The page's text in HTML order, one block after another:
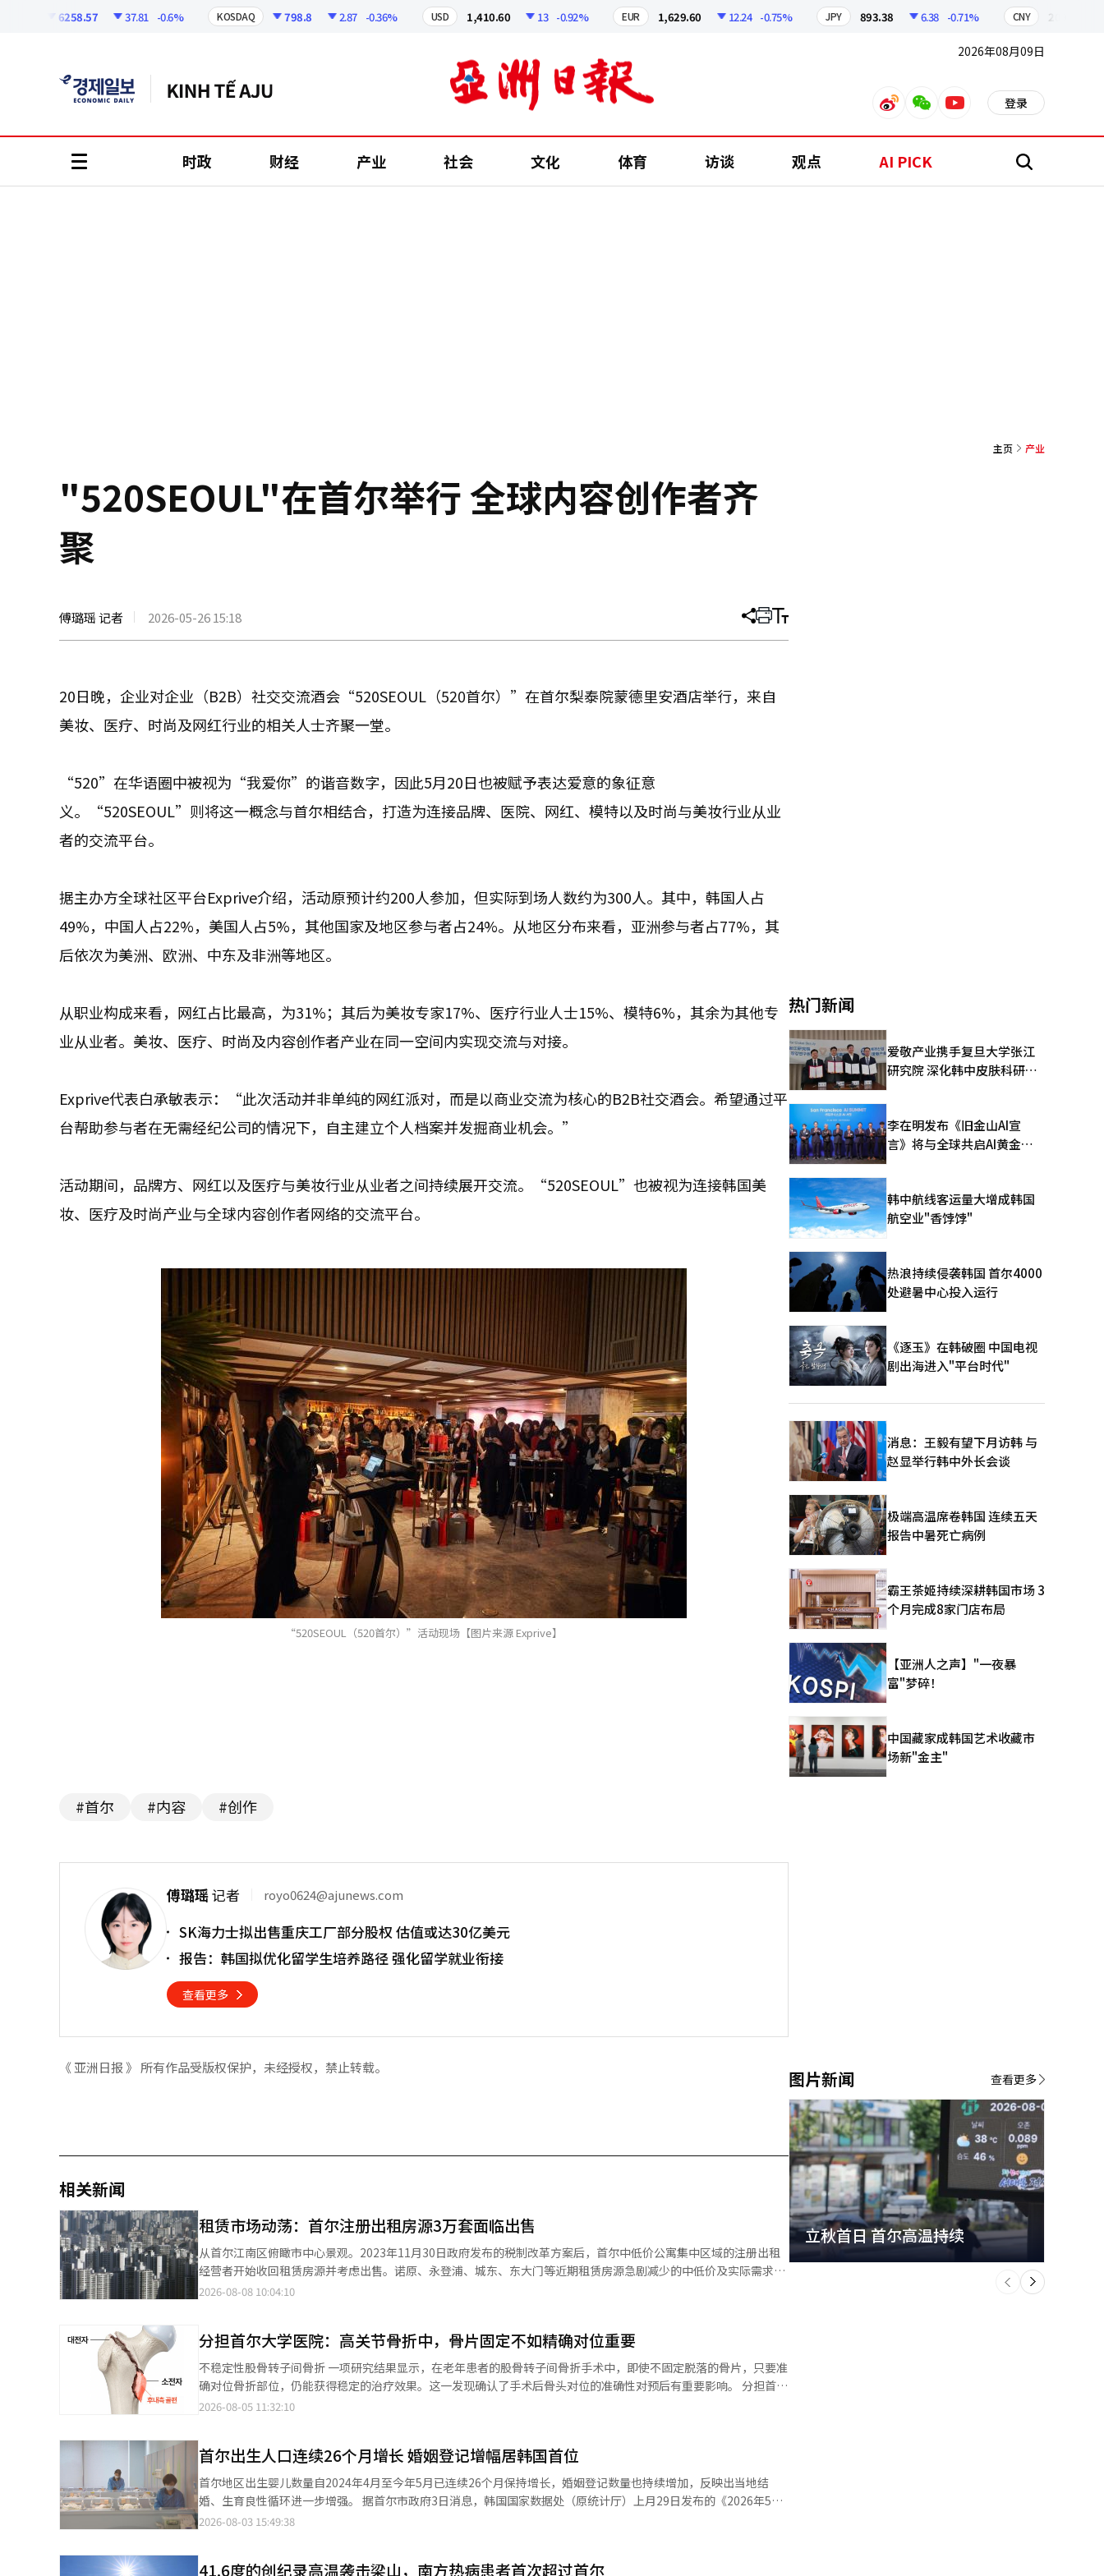
6258.57 37.81 -0.6% KOSDAQ 798.8 2.87 -0.36% USD 1,410.60 13 -0.92% EUR 1,629.60 12.24 -0.75% JPY 893.38 6.38 -0.71% CNY 209.17
2026年08月09日
weiboweixinyoutube 登录
时政 财经 产业 社会 文化 体育 访谈 观点 AI PICK 搜
主页 产业
"520SEOUL"在首尔举行 全球内容创作者齐
聚
傅璐瑶 记者 2026-05-26 15:18 分
文
打 调
大
20日晚，企业对企业（B2B）社交交流酒会“520SEOUL（520首尔）”在首尔梨泰院蒙德里安酒店举行，来自
美妆、医疗、时尚及网红行业的相关人士齐聚一堂。
“520”在华语圈中被视为“我爱你”的谐音数字，因此5月20日也被赋予表达爱意的象征意
义。“520SEOUL”则将这一概念与首尔相结合，打造为连接品牌、医院、网红、模特以及时尚与美妆行业从业
者的交流平台。
据主办方全球社区平台Exprive介绍，活动原预计约200人参加，但实际到场人数约为300人。其中，韩国人占
49%，中国人占22%，美国人占5%，其他国家及地区参与者占24%。从地区分布来看，亚洲参与者占77%，其
后依次为美洲、欧洲、中东及非洲等地区。
从职业构成来看，网红占比最高，为31%；其后为美妆专家17%、医疗行业人士15%、模特6%，其余为其他专
业从业者。美妆、医疗、时尚及内容创作者产业在同一空间内实现交流与对接。
Exprive代表白承敏表示：“此次活动并非单纯的网红派对，而是以商业交流为核心的B2B社交酒会。希望通过平
台帮助参与者在无需经纪公司的情况下，自主建立个人档案并发掘商业机会。”
活动期间，品牌方、网红以及医疗与美妆行业从业者之间持续展开交流。“520SEOUL”也被视为连接韩国美
妆、医疗及时尚产业与全球内容创作者网络的交流平台。
“520SEOUL（520首尔）”活动现场【图片来源 Exprive】
#首尔 #内容 #创作
傅璐瑶记者 royo0624@ajunews.com
SK海力士拟出售重庆工厂部分股权 估值或达30亿美元
报告：韩国拟优化留学生培养路径 强化留学就业衔接
查看更多
《 亚洲日报 》 所有作品受版权保护，未经授权，禁止转载。
相关新闻
租赁市场动荡：首尔注册出租房源3万套面临出售
从首尔江南区俯瞰市中心景观。2023年11月30日政府发布的税制改革方案后，首尔中低价公寓集中区域的注册出租
经营者开始收回租赁房源并考虑出售。诺原、永登浦、城东、东大门等近期租赁房源急剧减少的中低价及实际需求区
域，面临租赁市场不安加剧的风险。 根据《亚洲经济》6日对国土交通部截至6月底的注册民间出租住房原始数据的
期结束。 此次税制改革方案的核心是对注册出租公寓的转让税优惠设定出售期限并逐步取消。已结束义务期的住房需
在2027年底前出售，才能享受转让税减免和长期持有特别扣除50%的现有优惠。2028年将适用转让税率的一半，扣
除率也降至30%，而从2029年起，这两项优惠将全部取消。 截至2027年1月1日，正在义务出租的住房在期满后1年
内出售，才能维持现有优惠。现行制度下，注册自动注销后仍可在没有出售期限的情况下享受转让税优惠，因此可以
继续出租。未来，出售延迟将增加税负，因此新签的2年租赁合同可能会减少，更多房源将被腾空出售。 按地区划
套、九老区990套、城北区938套、冠岳区893套、道峰区872套、中浪区785套。 问题在于这些地区的租赁供应已经
迅速减少。根据房地产大数据平台《阿实》的数据，截至当天，过去一年中，中浪区公寓的租赁房源从386套减少到
76套，减少了80.4%。东大门区也从1039套减少到359套，减少了65.5%。道峰区和诺原区分别减少了64.5%和
62.1%，而九老区（-59.9%）、冠岳区（-58.5%）、城东区（-48.9%）、城北区（-47.3%）、永登浦区
（-41.1%）的减少趋势也十分明显。 现场也有出租经营者进行出售咨询。首尔东大门区答十里洞的莱美安威夫公
年将有8套结束义务期。 附近某房地产中介的相关人士表示：“享受税收优惠的出租经营者在义务期结束后开始考虑
2026-08-08 10:04:10
分担首尔大学医院：高关节骨折中，骨片固定不如精确对位重要
不稳定性股骨转子间骨折 一项研究结果显示，在老年患者的股骨转子间骨折手术中，即使不固定脱落的骨片，只要准
确对位骨折部位，仍能获得稳定的治疗效果。这一发现确认了手术后骨头对位的准确性对预后有重要影响。 分担首尔
大学医院的整形外科教授李永均和朴正伟团队分析了157名接受了不稳定性股骨转子间骨折手术的患者，结果于5日公
定，预后也较差。 研究团队对157名未固定后内侧骨片而植入金属钉的患者进行了超过六个月的随访观察。根据手术
后X光检查中骨折部位的对位情况，将患者分为“获得皮质骨支持组（79名）”和“未获得支持组（78名）”进行结
果比较。 分析结果显示，尽管未单独固定后内侧骨片，但需要再手术的患者仅有5名（3.2%），其余患者（96.8%）
均实现了骨愈合。虽然有64名患者（40.8%）的骨折部位出现轻微下沉，但大多数患者通过控制体重和进行步态康
复，未需进行人工关节手术等额外手术，只有4名患者（2.5%）接受了再手术。 特别是在获得皮质骨支持的组中，骨
性股骨转子间骨折患者进行的手术结果比较研究。老年高关节骨折患者若手术延迟或长期卧床，肺炎、褥疮等并发症
2026-08-05 11:32:10
首尔出生人口连续26个月增长 婚姻登记增幅居韩国首位
首尔地区出生婴儿数量自2024年4月至今年5月已连续26个月保持增长，婚姻登记数量也持续增加，反映出当地结
婚、生育良性循环进一步增强。 据首尔市政府3日消息，韩国国家数据处（原统计厅）上月29日发布的《2026年5月
人口动向》显示，今年5月首尔出生婴儿数为4227名，同比增长17.7%；今年1月至5月累计出生婴儿数也较去年同期
步把怀孕、分娩及育儿群体的意见融入低生育率应对政策制定过程中。 当天上午，首尔市在市政府首尔画廊举办“首
2026-08-03 15:49:38
41.6度的创纪录高温袭击梁山，南方热病患者首次超过首尔
热门新闻
爱敬产业携手复旦大学张江
研究院 深化韩中皮肤科研合
李在明发布《旧金山AI宣
言》将与全球共启AI黄金时
韩中航线客运量大增成韩国
航空业"香饽饽"
热浪持续侵袭韩国 首尔4000
处避暑中心投入运行
《逐玉》在韩破圈 中国电视
剧出海进入"平台时代"
消息：王毅有望下月访韩 与
赵显举行韩中外长会谈
极端高温席卷韩国 连续五天
报告中暑死亡病例
霸王茶姬持续深耕韩国市场 3
个月完成8家门店布局
【亚洲人之声】"一夜暴
富"梦碎！
中国藏家成韩国艺术收藏市
场新"金主"
图片新闻
立秋首日 首尔高温持续
下
一
个
查看更多